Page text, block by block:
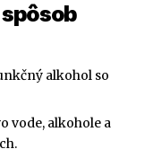
alkohol so
vode, alkohole a